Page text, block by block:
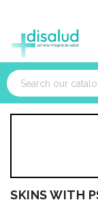
SKINS WITH